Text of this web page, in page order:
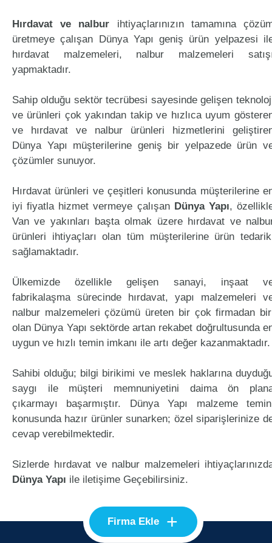
Hırdavat ve nalbur ihtiyaçlarınızın tamamına
üretmeye çalışan Dünya Yapı geniş ürün yelpazesi
hırdavat malzemeleri, nalbur malzemeleri
yapmaktadır.
Sahip olduğu sektör tecrübesi sayesinde gelişen
ve ürünleri çok yakından takip ve hızlıca uyum
ve hırdavat ve nalbur ürünleri hizmetlerini
Dünya Yapı müşterilerine geniş bir yelpazede ürün
çözümler sunuyor.
Hırdavat ürünleri ve çeşitleri konusunda müşterilerine
iyi fiyatla hizmet vermeye çalışan Dünya Yapı,
Van ve yakınları başta olmak üzere hırdavat ve
ürünleri ihtiyaçları olan tüm müşterilerine ürün
sağlamaktadır.
Ülkemizde özellikle gelişen sanayi, inşaat
fabrikalaşma sürecinde hırdavat, yapı malzemeleri
nalbur malzemeleri çözümü üreten bir çok firmadan
olan Dünya Yapı sektörde artan rekabet doğrultusunda
uygun ve hızlı temin imkanı ile artı değer kazanmaktadır.
Sahibi olduğu; bilgi birikimi ve meslek haklarına
saygı ile müşteri memnuniyetini daima ön
çıkarmayı başarmıştır. Dünya Yapı malzeme
konusunda hazır ürünler sunarken; özel siparişlerinize
cevap verebilmektedir.
Sizlerde hırdavat ve nalbur malzemeleri
Dünya Yapı ile iletişime Geçebilirsiniz.
Firma Ekle +